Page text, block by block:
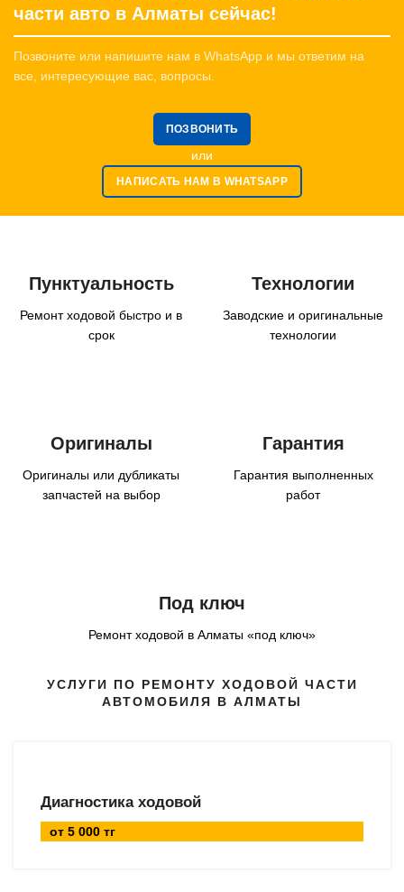
части авто в Алматы сейчас!
Позвоните или напишите нам в WhatsApp и мы ответим на
все, интересующие вас, вопросы.
ПОЗВОНИТЬ
или
НАПИСАТЬ НАМ В WHATSAPP
Пунктуальность
Ремонт ходовой быстро и в
срок
Технологии
Заводские и оригинальные
технологии
Оригиналы
Оригиналы или дубликаты
запчастей на выбор
Гарантия
Гарантия выполненных
работ
Под ключ
Ремонт ходовой в Алматы «под ключ»
УСЛУГИ ПО РЕМОНТУ ХОДОВОЙ ЧАСТИ
АВТОМОБИЛЯ В АЛМАТЫ
Диагностика ходовой
от 5 000 тг